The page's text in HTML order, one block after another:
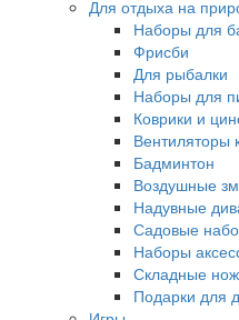
Для отдыха на
Наборы для
Фрисби
Для рыбалки
Наборы для
Коврики и
Вентиляторы
Бадминтон
Воздушные
Надувные
Садовые
Наборы
Складные
Подарки для